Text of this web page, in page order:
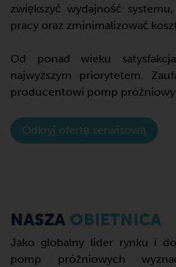
zwiększyć wydajność
pracy oraz zminimalizować
Od ponad wieku
najwyższym priorytetem.
producentowi pomp
Odkryj ofertę serwisową
NASZA OBIETNICA
Jako globalny lider rynku i
pomp próżniowych